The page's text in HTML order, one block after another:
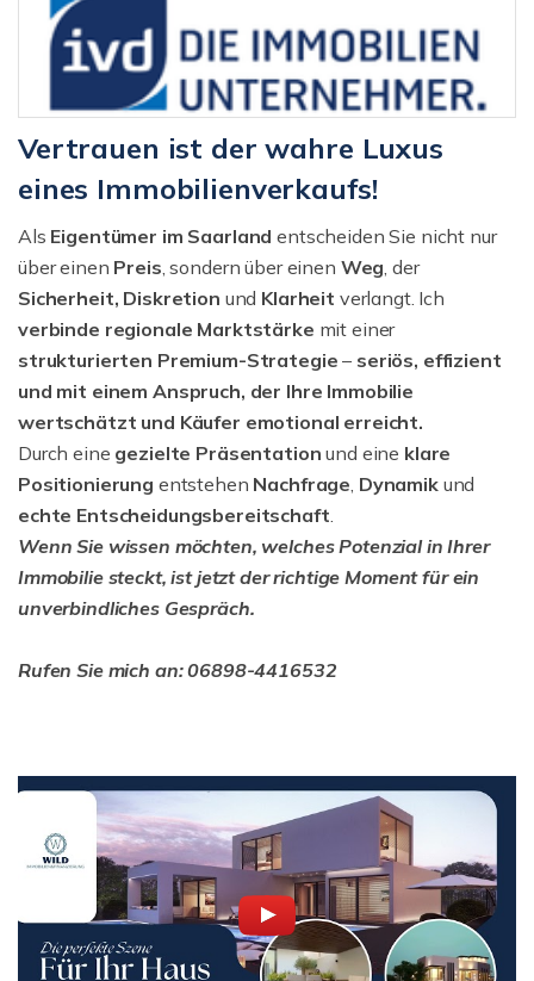
Vertrauen ist der wahre Luxus
eines Immobilienverkaufs!
Als Eigentümer im Saarland entscheiden Sie nicht nur
über einen Preis, sondern über einen Weg, der
Sicherheit, Diskretion und Klarheit verlangt. Ich
verbinde regionale Marktstärke mit einer
strukturierten Premium-Strategie – seriös, effizient
und mit einem Anspruch, der Ihre Immobilie
wertschätzt und Käufer emotional erreicht.
Durch eine gezielte Präsentation und eine klare
Positionierung entstehen Nachfrage, Dynamikund
echte Entscheidungsbereitschaft.
Wenn Sie wissen möchten, welches Potenzial in Ihrer
Immobilie steckt, ist jetzt der richtige Moment für ein
unverbindliches Gespräch.
Rufen Sie mich an: 06898-4416532